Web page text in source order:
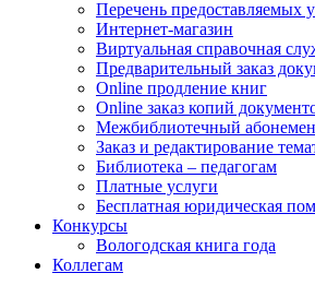
Перечень предоставляемых
Интернет-магазин
Виртуальная справочная
Предварительный заказ
Online продление книг
Online заказ копий
Межбиблиотечный
Заказ и редактирование
Библиотека – педагогам
Платные услуги
Бесплатная юридическая
Конкурсы
Вологодская книга года
Коллегам